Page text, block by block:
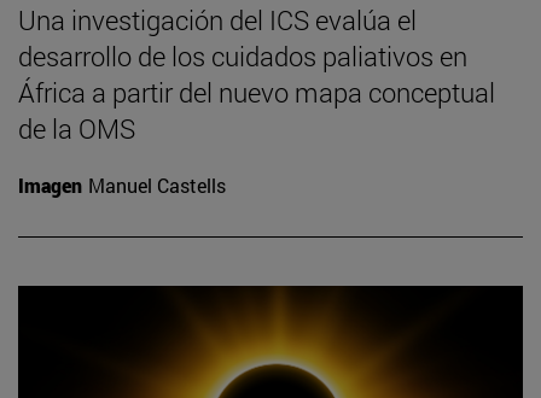
Una investigación del ICS evalúa el
desarrollo de los cuidados paliativos en
África a partir del nuevo mapa conceptual
de la OMS
Imagen Manuel Castells